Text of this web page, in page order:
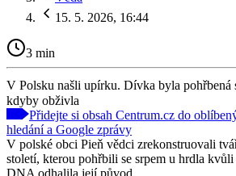
15. 5. 2026, 16:44
3 min
V Polsku našli upírku. Dívka byla pohřbená
kdyby obživla
Přidejte si obsah Centrum.cz do
hledání a Google zprávy
V polské obci Pieň vědci zrekonstruovali
století, kterou pohřbili se srpem u hrdla
DNA odhalila její původ.